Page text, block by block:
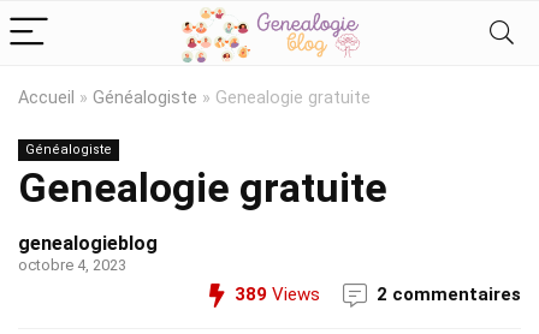
Accueil » Généalogiste » Genealogie gratuite
Généalogiste
Genealogie gratuite
genealogieblog
octobre 4, 2023
389 Views 2 commentaires